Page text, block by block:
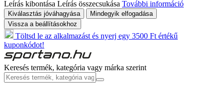
Leírás kibontása Leírás összecsukása További információ
Kiválasztás jóváhagyása
Mindegyik elfogadása
Vissza a beállításokhoz
Töltsd le az alkalmazást és nyerj egy 3500 Ft értékű
kuponkódot!
Keresés termék, kategória vagy márka szerint